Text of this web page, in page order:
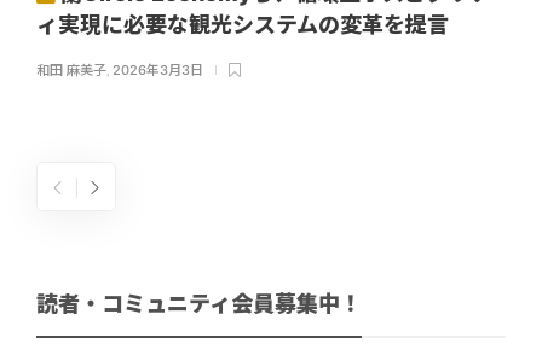
ィ実現に必要な観光システムの変革を提言
和田 麻美子 2026年3月3日
読者・コミュニティ会員募集中！